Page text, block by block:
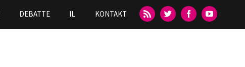
DEBATTE IL KONTAKT